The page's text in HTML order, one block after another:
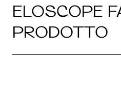
ELOSCOPE
PRODOTTO